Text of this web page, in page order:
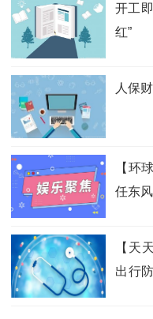
开工
红”
人保
【环
任东
【天
出行